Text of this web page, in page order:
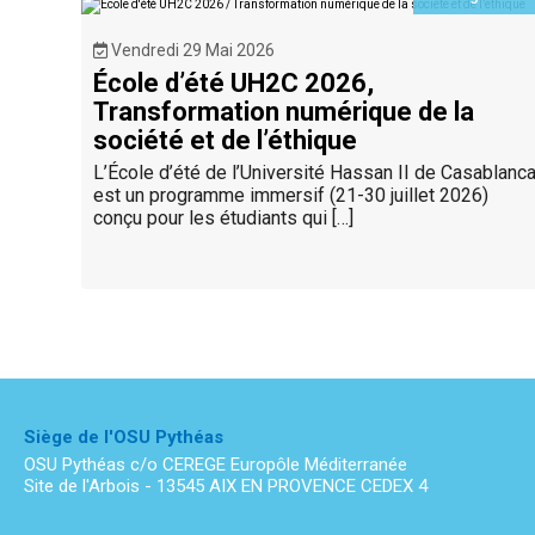
Vendredi 29 Mai 2026
École d’été UH2C 2026,
Transformation numérique de la
société et de l’éthique
L’École d’été de l’Université Hassan II de Casablanca
est un programme immersif (21-30 juillet 2026)
conçu pour les étudiants qui […]
Siège de l'OSU Pythéas
OSU Pythéas c/o CEREGE Europôle Méditerranée
Site de l'Arbois - 13545 AIX EN PROVENCE CEDEX 4